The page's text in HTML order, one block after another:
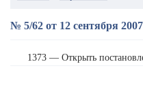
№ 5/62 от 12 сентября
1373 — Открыть